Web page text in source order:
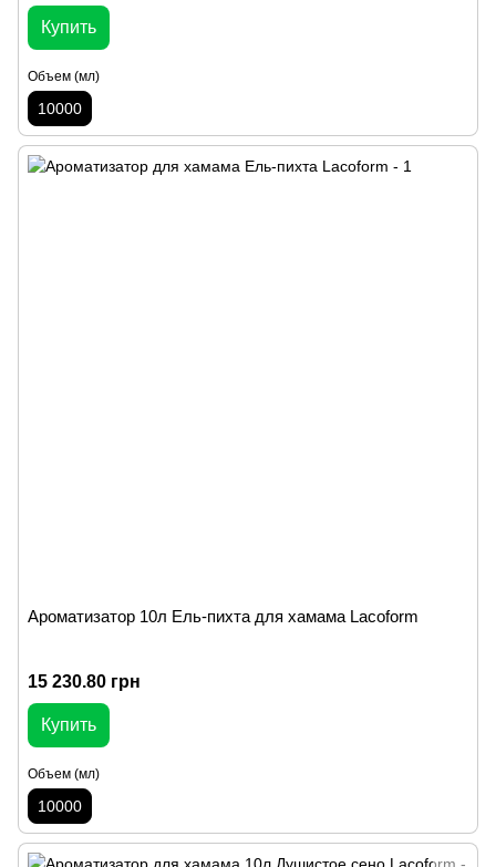
Купить
Объем (мл)
10000
Ароматизатор 10л Ель-пихта для хамама Lacoform
15 230.80 грн
Купить
Объем (мл)
10000